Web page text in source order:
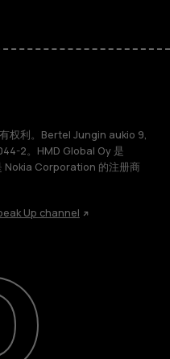
权利。Bertel Jungin aukio 9,
2。HMD Global Oy 是
Nokia Corporation 的注册商
Up channel